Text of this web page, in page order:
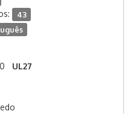
43
UL27